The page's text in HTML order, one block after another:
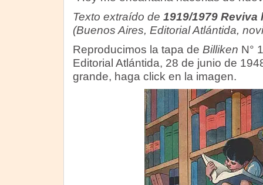
Texto extraído de 1919/1979
(Buenos Aires, Editorial Atlántida,
Reproducimos la tapa de Billiken N°
Editorial Atlántida, 28 de junio de
grande, haga click en la imagen.